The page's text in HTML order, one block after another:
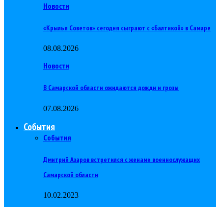
Новости
«Крылья Советов» сегодня сыграют с «Балтикой» в Самаре
08.08.2026
Новости
В Самарской области ожидаются дожди и грозы
07.08.2026
События
События
Дмитрий Азаров встретился с женами военнослужащих
Самарской области
10.02.2023